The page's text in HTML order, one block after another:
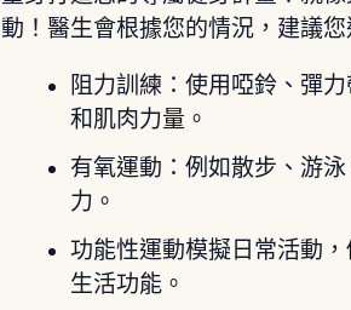
動！醫生會根據您的情況，建議您
阻力訓練：使用啞鈴、彈
和肌肉力量。
有氧運動：例如散步、游
力。
功能性運動模擬日常活動
生活功能。